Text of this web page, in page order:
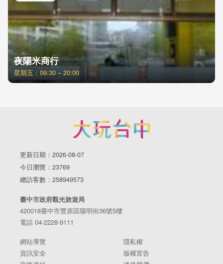
夜陽米商行
星期五：09:30 – 20:00
更新日期：2026-08-07
今日瀏覽：23769
總訪客數：258949573
臺中市政府觀光旅遊局
420018臺中市豐原區陽明街36號5樓
電話 04-2228-9111
網站導覽
隱私權
資訊安全
版權宣告